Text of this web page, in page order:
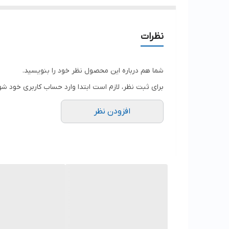
نظرات
شما هم درباره این محصول نظر خود را بنویسید.
برای ثبت نظر، لازم است ابتدا وارد حساب کاربری خود
افزودن نظر